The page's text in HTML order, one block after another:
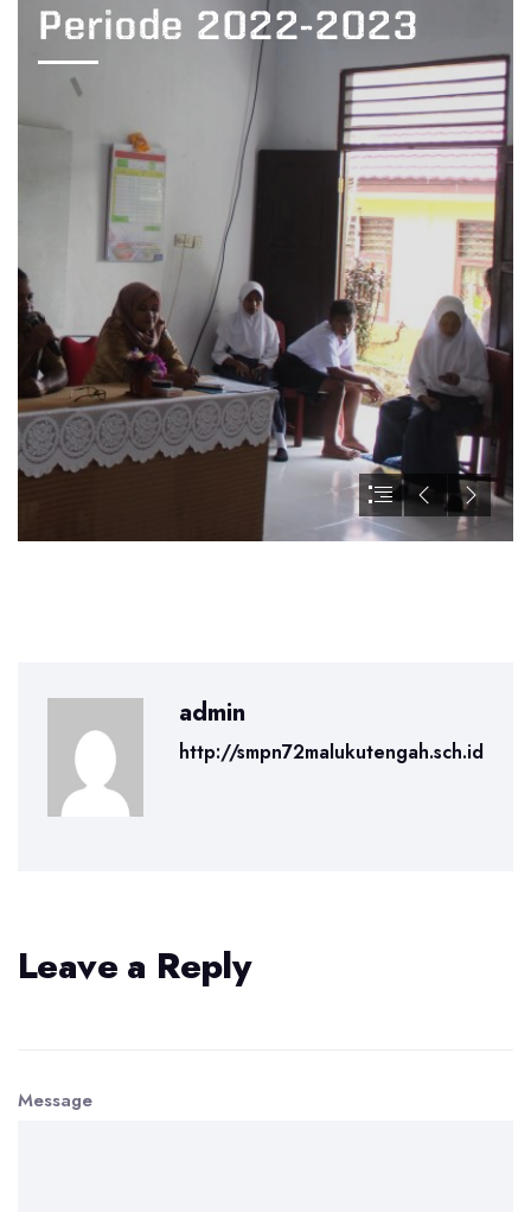
admin
http://smpn72malukutengah.sch.id
Leave a Reply
Message